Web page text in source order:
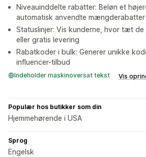
Niveauinddelte rabatter: Beløn et
automatisk anvendte mængderabatter
Statuslinjer: Vis kunderne, hvor tæt
eller gratis levering
Rabatkoder i bulk: Generer unikke
influencer-tilbud
Indeholder maskinoversat tekst Vis
Populær hos butikker som din
Hjemmehørende i USA
Sprog
Engelsk